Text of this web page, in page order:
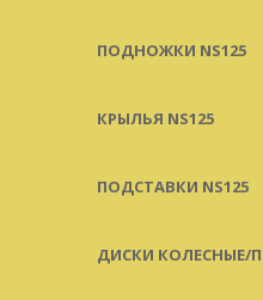
ПОДНОЖКИ NS125
КРЫЛЬЯ NS125
ПОДСТАВКИ NS125
ДИСКИ КОЛЕСНЫЕ/